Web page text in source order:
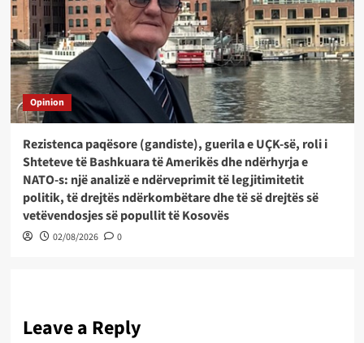
Opinion
Rezistenca paqësore (gandiste), guerila e UÇK-së, roli i
Shteteve të Bashkuara të Amerikës dhe ndërhyrja e
NATO-s: një analizë e ndërveprimit të legjitimitetit
politik, të drejtës ndërkombëtare dhe të së drejtës së
vetëvendosjes së popullit të Kosovës
02/08/2026 0
Leave a Reply